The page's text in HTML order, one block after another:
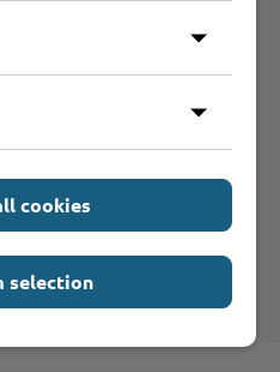
bei Links zu anderen
Sie bitte den
cookies
selection